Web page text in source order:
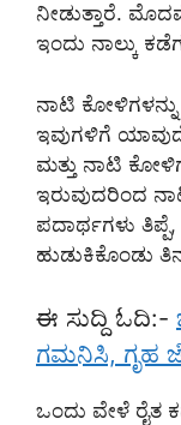
ನೀಡುತ್ತಾರೆ.
ಇಂದು ನಾಲ್ಕು
ನಾಟಿ
ಇವುಗಳಿಗೆ
ಮತ್ತು ನಾಟಿ
ಇರುವುದರಿಂದ
ಪದಾರ್ಥಗಳು
ಹುಡುಕಿಕೊಂಡು
ಈ ಸುದ್ದಿ ಓದಿ:-
ಗಮನಿಸಿ, ಗೃಹ
ಒಂದು ವೇಳೆ ರೈತ